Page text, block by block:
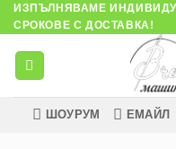
Skip
to
content
ИЗПЪЛНЯВАМЕ
СРОКОВЕ С ДОСТАВКА!
ШОУРУМ ЕМАЙЛ